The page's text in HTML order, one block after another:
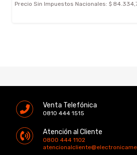
Precio Sin Impuestos Nacionales: $
Venta Telefónica
0810 444 1515
Atención al Cliente
0800 444 1102